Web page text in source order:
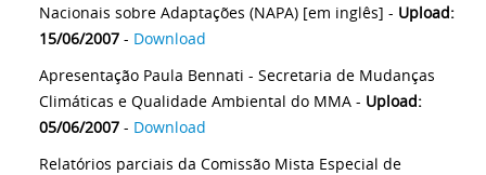
Nacionais sobre Adaptações (NAPA) [em inglês] - Upload:
15/06/2007 - Download
Apresentação Paula Bennati - Secretaria de Mudanças
Climáticas e Qualidade Ambiental do MMA - Upload:
05/06/2007 - Download
Relatórios parciais da Comissão Mista Especial de